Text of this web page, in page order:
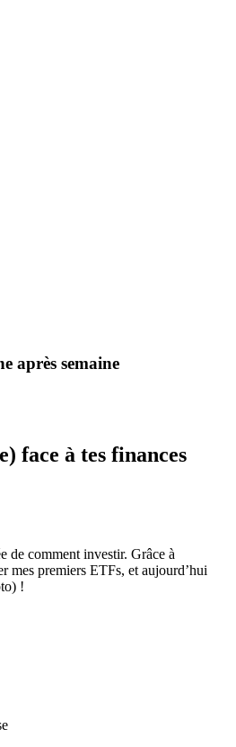
après semaine
face à tes finances
de comment investir. Grâce à
mes premiers ETFs, et aujourd’hui
!